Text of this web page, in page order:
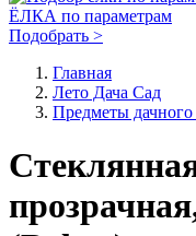
ЁЛКА по параметрам
Подобрать >
Главная
Лето Дача Сад
Предметы дачного